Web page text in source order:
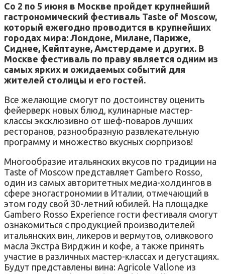
Со 2 по 5 июня в Москве пройдет крупнейший
гастрономический фестиваль Taste of Moscow,
который ежегодно проводится в крупнейших
городах мира: Лондоне, Милане, Париже,
Сиднее, Кейптауне, Амстердаме и других. В
Москве фестиваль по праву является одним из
самых ярких и ожидаемых событий для
жителей столицы и его гостей.
Все желающие смогут по достоинству оценить
фейерверк новых блюд, кулинарные мастер-
классы эксклюзивно от шеф-поваров лучших
ресторанов, разнообразную развлекательную
программу и множество вкусных сюрпризов!
Многообразие итальянских вкусов по традиции на
Taste of Moscow представляет Gambero Rosso,
один из самых авторитетных медиа-холдингов в
сфере эногастрономии в Италии, отмечающий в
этом году свой 30-летний юбилей. На площадке
Gambero Rosso Experience гости фестиваля смогут
ознакомиться с продукцией производителей
итальянских вин, ликеров и вермутов, оливкового
масла Экстра Вирджин и кофе, а также принять
участие в различных мастер-классах и дегустациях.
Будут представлены вина: Agricole Vallone из